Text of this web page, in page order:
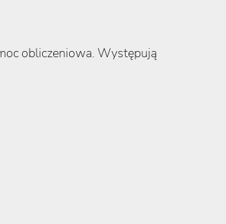
obliczeniowa. Występują